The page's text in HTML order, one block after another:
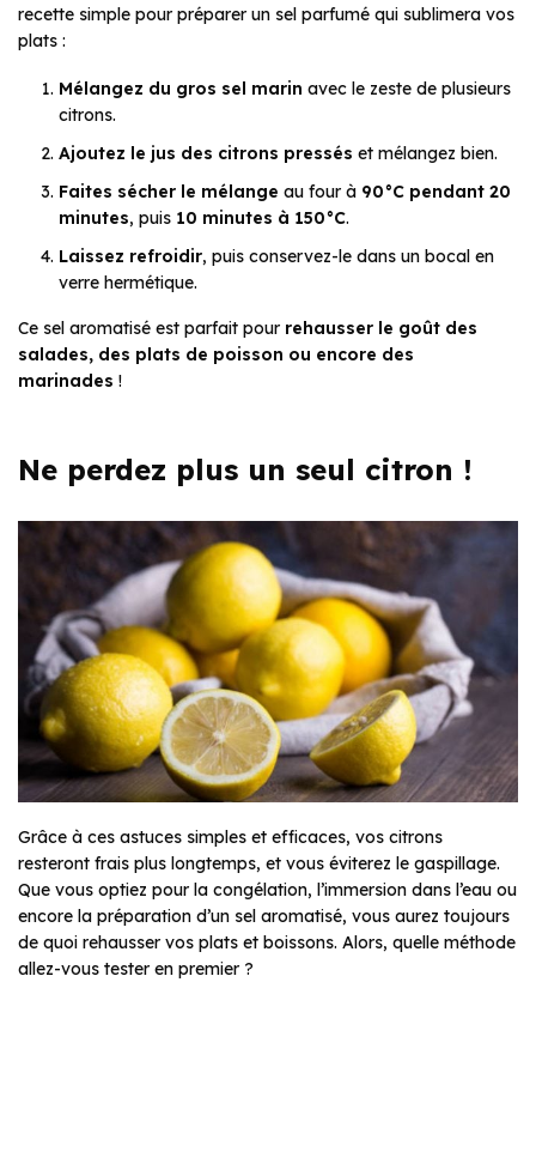
recette simple pour préparer un sel parfumé qui sublimera vos
plats :
Mélangez du gros sel marin avec le zeste de plusieurs
citrons.
Ajoutez le jus des citrons pressés et mélangez bien.
Faites sécher le mélange au four à 90°C pendant 20
minutes, puis 10 minutes à 150°C.
Laissez refroidir, puis conservez-le dans un bocal en
verre hermétique.
Ce sel aromatisé est parfait pour rehausser le goût des
salades, des plats de poisson ou encore des
marinades !
Ne perdez plus un seul citron !
Grâce à ces astuces simples et efficaces, vos citrons
resteront frais plus longtemps, et vous éviterez le gaspillage.
Que vous optiez pour la congélation, l’immersion dans l’eau ou
encore la préparation d’un sel aromatisé, vous aurez toujours
de quoi rehausser vos plats et boissons. Alors, quelle méthode
allez-vous tester en premier ?